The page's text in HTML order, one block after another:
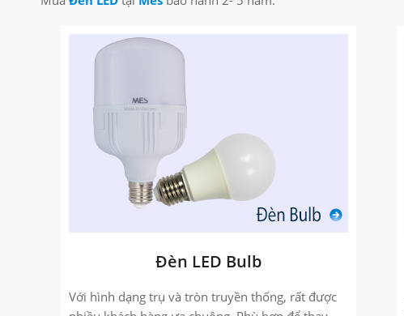
Đèn LED Bulb
Với hình dạng trụ và tròn truyền thống, rất được